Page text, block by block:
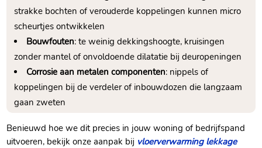
strakke bochten of verouderde koppelingen kunnen micro
scheurtjes ontwikkelen
Bouwfouten: te weinig dekkingshoogte, kruisingen
zonder mantel of onvoldoende dilatatie bij deuropeningen
Corrosie aan metalen componenten: nippels of
koppelingen bij de verdeler of inbouwdozen die langzaam
gaan zweten
Benieuwd hoe we dit precies in jouw woning of bedrijfspand
uitvoeren, bekijk onze aanpak bij vloerverwarming lekkage